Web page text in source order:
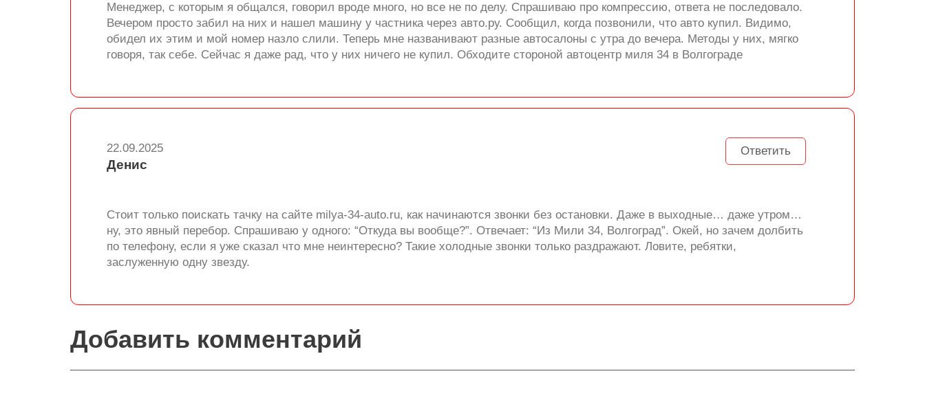
Менеджер, с которым я общался, говорил вроде много, но все не по делу. Спрашиваю про компрессию, ответа не последовало.
Вечером просто забил на них и нашел машину у частника через авто.ру. Сообщил, когда позвонили, что авто купил. Видимо,
обидел их этим и мой номер назло слили. Теперь мне названивают разные автосалоны с утра до вечера. Методы у них, мягко
говоря, так себе. Сейчас я даже рад, что у них ничего не купил. Обходите стороной автоцентр миля 34 в Волгограде
Ответить
22.09.2025
Денис
Стоит только поискать тачку на сайте milya-34-auto.ru, как начинаются звонки без остановки. Даже в выходные… даже утром…
ну, это явный перебор. Спрашиваю у одного: “Откуда вы вообще?”. Отвечает: “Из Мили 34, Волгоград”. Окей, но зачем долбить
по телефону, если я уже сказал что мне неинтересно? Такие холодные звонки только раздражают. Ловите, ребятки,
заслуженную одну звезду.
Добавить комментарий